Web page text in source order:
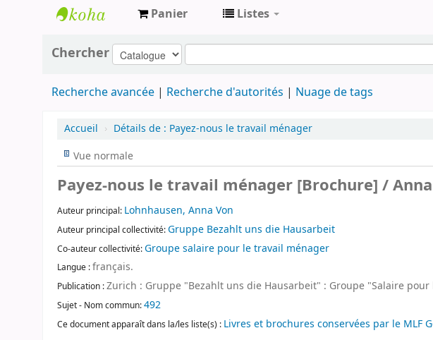
Archives
contestataires
Panier Listes
Chercher
Recherche avancée Recherche d'autorités Nuage de tags
Accueil › Détails de : Payez-nous le travail ménager
Vue normale
Payez-nous le travail ménager [Brochure] /
Auteur principal: Lohnhausen, Anna Von
Auteur principal collectivité:Gruppe Bezahlt uns die Hausarbeit
Co-auteur collectivité:Groupe salaire pour le travail ménager
Langue :français.
Publication :Zurich : Gruppe "Bezahlt uns die Hausarbeit" : Groupe "Salaire
Sujet - Nom commun:492
Ce document apparaît dans la/les liste(s) : Livres et brochures conservées par le MLF